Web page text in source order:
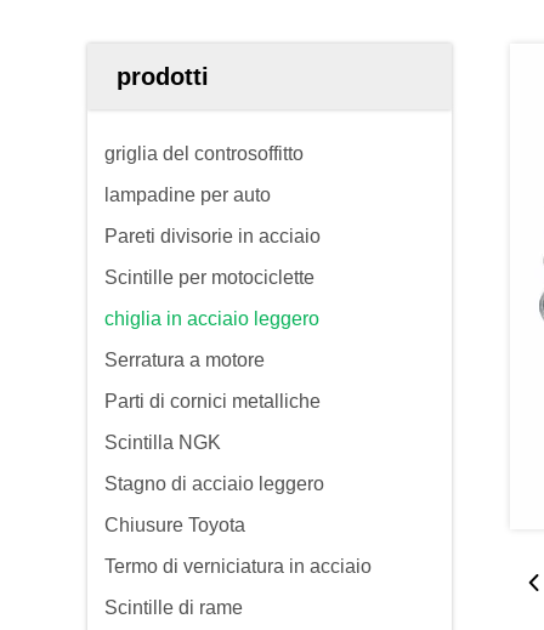
prodotti
griglia del controsoffitto
lampadine per auto
Pareti divisorie in acciaio
Scintille per motociclette
chiglia in acciaio leggero
Serratura a motore
Parti di cornici metalliche
Scintilla NGK
Stagno di acciaio leggero
Chiusure Toyota
Termo di verniciatura in acciaio
Scintille di rame